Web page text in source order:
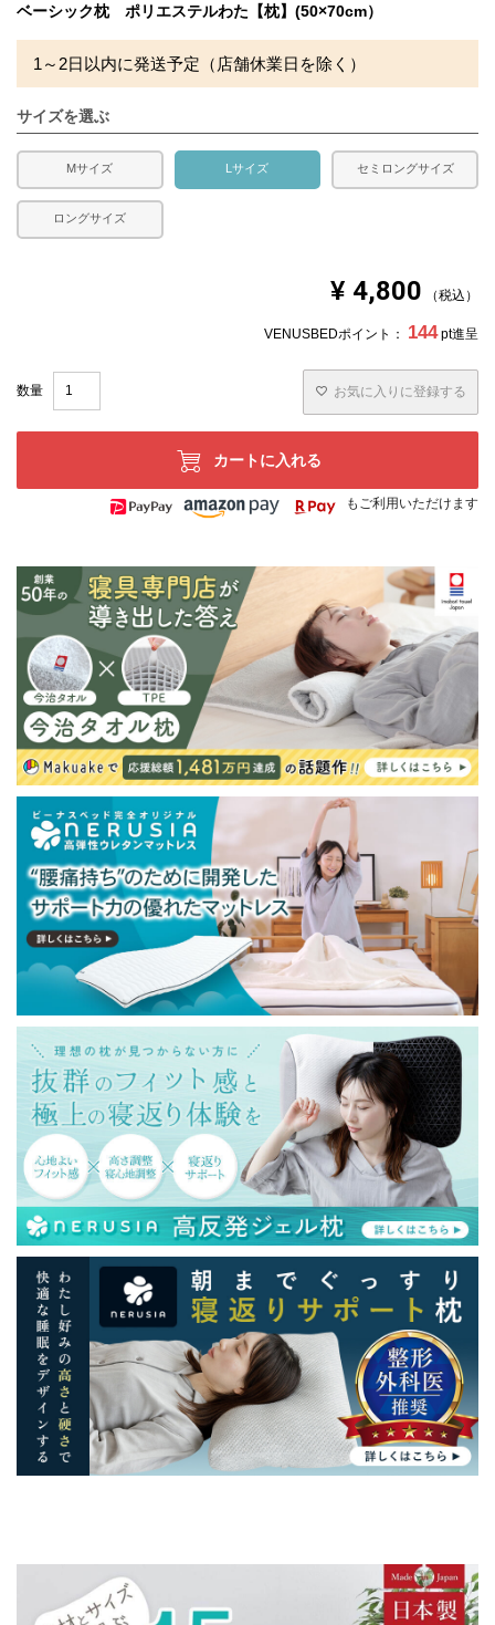
ベーシック枕 ポリエステルわた【枕】(50×70cm）
1～2日以内に発送予定（店舗休業日を除く）
サイズを選ぶ
Mサイズ Lサイズ セミロングサイズ
ロングサイズ
¥ 4,800 税込
VENUSBEDポイント： 144 pt進呈
お気に入りに登録する
カートに入れる
もご利用いただけます